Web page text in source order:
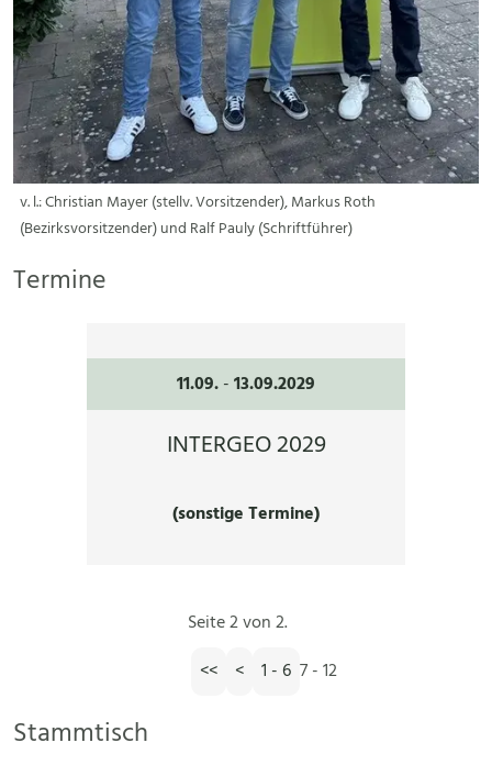
v. l.: Christian Mayer (stellv. Vorsitzender), Markus Roth
(Bezirksvorsitzender) und Ralf Pauly (Schriftführer)
Termine
11.09.-13.09.2029
INTERGEO 2029
(sonstige Termine)
Seite 2 von 2.
<<
< 1 - 6 7 - 12
Stammtisch